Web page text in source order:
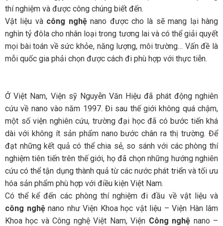
thí nghiệm và được công chúng biết đến.
Vật liệu và công nghệnano được cho là sẽ mang lại hàng
nghìn tỷ đôla cho nhân loại trong tương lai và có thể giải quyết
mọi bài toán về sức khỏe, năng lượng, môi trường… Vấn đề là
mỗi quốc gia phải chọn được cách đi phù hợp với thực tiễn.
Ở Việt Nam, Viện sỹ Nguyễn Văn Hiệu đã phát động nghiên
cứu về nano vào năm 1997. Đi sau thế giới không quá chậm,
một số viện nghiên cứu, trường đại học đã có bước tiến khá
dài với không ít sản phẩm nano bước chân ra thị trường. Để
đạt những kết quả có thể chia sẻ, so sánh với các phòng thí
nghiệm tiên tiến trên thế giới, họ đã chọn những hướng nghiên
cứu có thể tận dụng thành quả từ các nước phát triển và tối ưu
hóa sản phẩm phù hợp với điều kiện Việt Nam.
Có thể kể đến các phòng thí nghiệm đi đầu về vật liệu và
công nghệnano như Viện Khoa học vật liệu – Viện Hàn lâm
Khoa học và Công nghệ Việt Nam, Viện Công nghệ nano –